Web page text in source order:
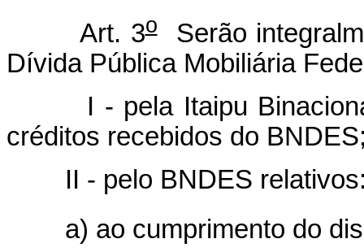
Art. 3oSerão
Dívida Pública Mobiliária
I - pela Itaipu Binacional
créditos recebidos do
II - pelo BNDES
a) ao cumprimento do